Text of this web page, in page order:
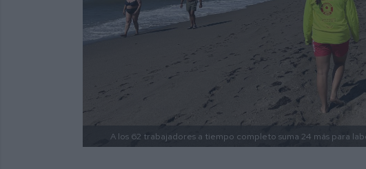
A los 62 trabajadores a tiempo completo suma 24 más para